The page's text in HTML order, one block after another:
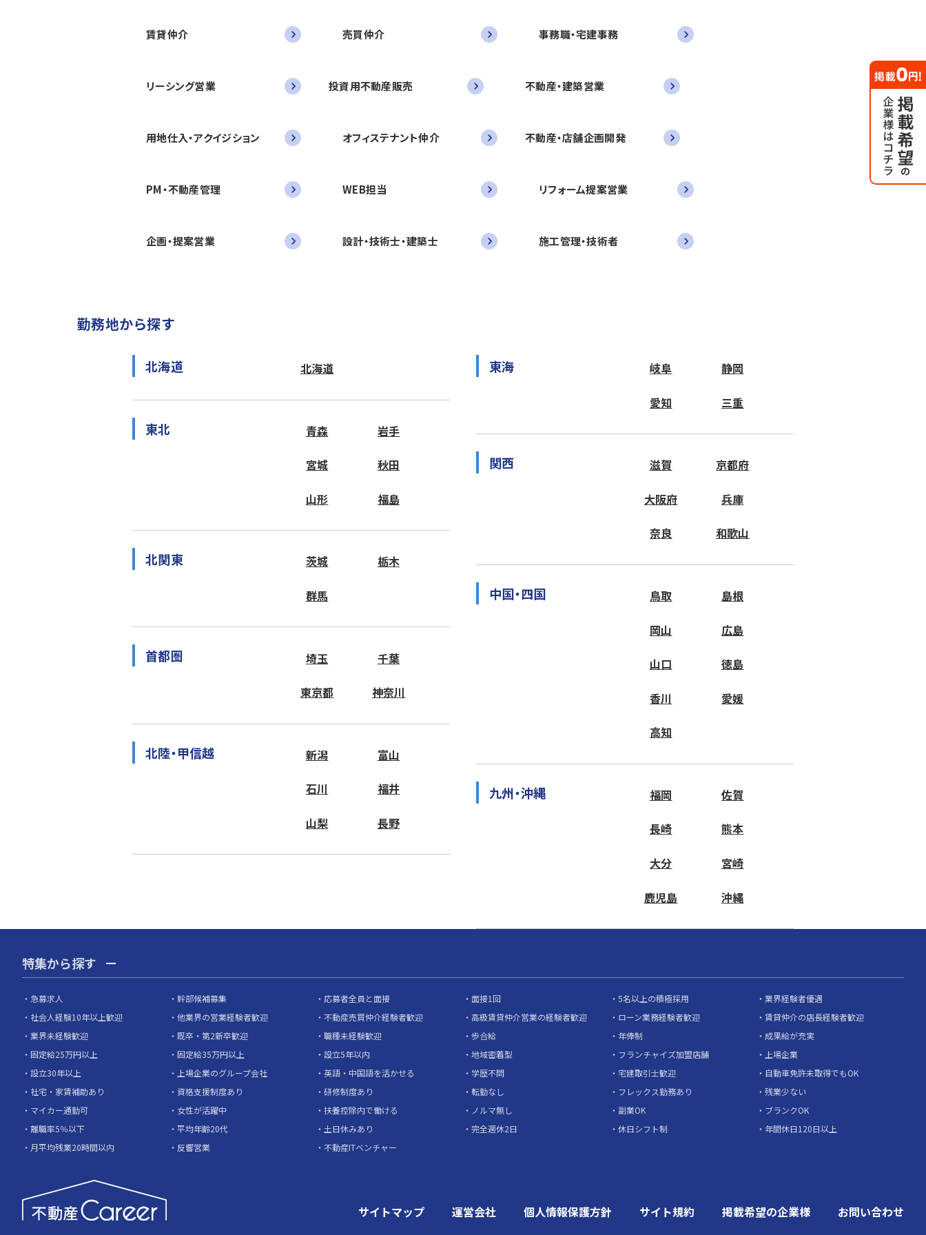
賃貸仲介 売買仲介 事務職・宅建事務
リーシング営業 投資用不動産販売 不動産・建築営業
用地仕入・アクイジション オフィステナント仲介 不動産・店舗企画開発
PM・不動産管理 WEB担当 リフォーム提案営業
企画・提案営業 設計・技術士・建築士 施工管理・技術者
勤務地から探す
北海道 北海道
東北 青森 岩手
宮城 秋田
山形 福島
北関東 茨城 栃木
群馬
首都圏 埼玉 千葉
東京都 神奈川
北陸・甲信越 新潟 富山
石川 福井
山梨 長野
東海 岐阜 静岡
愛知 三重
関西 滋賀 京都府
大阪府 兵庫
奈良 和歌山
中国・四国 鳥取 島根
岡山 広島
山口 徳島
香川 愛媛
高知
九州・沖縄 福岡 佐賀
長崎 熊本
大分 宮崎
鹿児島 沖縄
特集から探す
急募求人 幹部候補募集 応募者全員と面接 面接1回 5名以上の積極採用
業界経験者優遇
社会人経験10年以上歓迎
他業界の営業経験者歓迎 不動産売買仲介経験者歓迎 高級賃貸仲介営業の経験者歓迎 ローン業務経験者歓迎
賃貸仲介の店長経験者歓迎
業界未経験歓迎
既卒・第2新卒歓迎 職種未経験歓迎 歩合給 年俸制
成果給が充実
固定給25万円以上
固定給35万円以上 設立5年以内 地域密着型 フランチャイズ加盟店舗
上場企業
設立30年以上
上場企業のグループ会社 英語・中国語を活かせる 学歴不問 宅建取引士歓迎
自動車免許未取得でもOK
社宅・家賃補助あり
資格支援制度あり 研修制度あり 転勤なし フレックス勤務あり
残業少ない
マイカー通勤可
女性が活躍中 扶養控除内で働ける ノルマ無し 副業OK
ブランクOK
離職率5％以下
平均年齢20代 土日休みあり 完全週休2日 休日シフト制
年間休日120日以上
月平均残業20時間以内
反響営業 不動産ITベンチャー
サイトマップ 運営会社 個人情報保護方針 サイト規約 掲載希望の企業様 お問い合わせ